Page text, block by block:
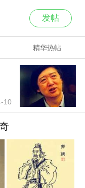
发帖
精华热帖
10